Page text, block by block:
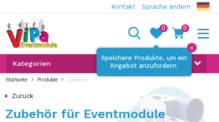
Kontakt Sprache ändern
0
Speichere Produkte, um ein
Angebot anzufordern.
✕
0
Kategorien
Startseite Produkte Zubehör
Zurück
Zubehör für Eventmodule